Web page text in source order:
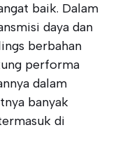
baik. Dalam
daya dan
berbahan
performa
dalam
banyak
di